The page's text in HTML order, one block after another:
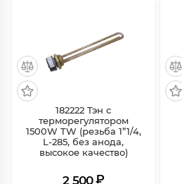
182222 Тэн с
терморегулятором
1500W TW (резьба 1”1/4,
L-285, без анода,
высокое качество)
2 500 ₽